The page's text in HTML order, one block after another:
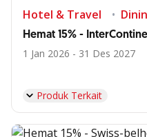
Hotel & Travel
Hemat 15% -
1 Jan 2026 - 31 Des 2027
Produk Terkait